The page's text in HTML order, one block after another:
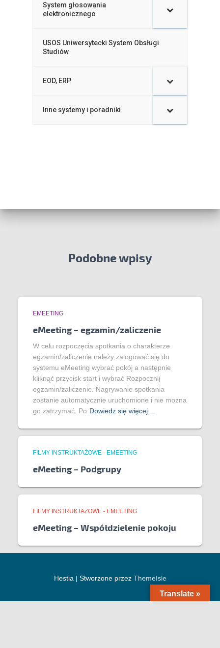
System głosowania
elektronicznego
–
USOS Uniwersytecki System Obsługi
Studiów
–
EOD, ERP
–
Inne systemy i poradniki
–
Podobne wpisy
EMEETING
eMeeting – egzamin/zaliczenie
W celu rozpoczęcia spotkania o charakterze
egzamin/zaliczenie należy zalogować się do
systemu eMeeting wybrać pokój a następnie
kliknąć przycisk start i wybrać Rozpocznij
egzamin/zaliczenie. Nagrywanie spotkania
zostanie automatycznie uruchomione i nie można
go zatrzymać. Po Dowiedz się więcej…
FILMY INSTRUKTAŻOWE - EMEETING
eMeeting – Podgrupy
FILMY INSTRUKTAŻOWE - EMEETING
eMeeting – Współdzielenie pokoju
Hestia | Stworzone przez ThemeIsle
Translate »